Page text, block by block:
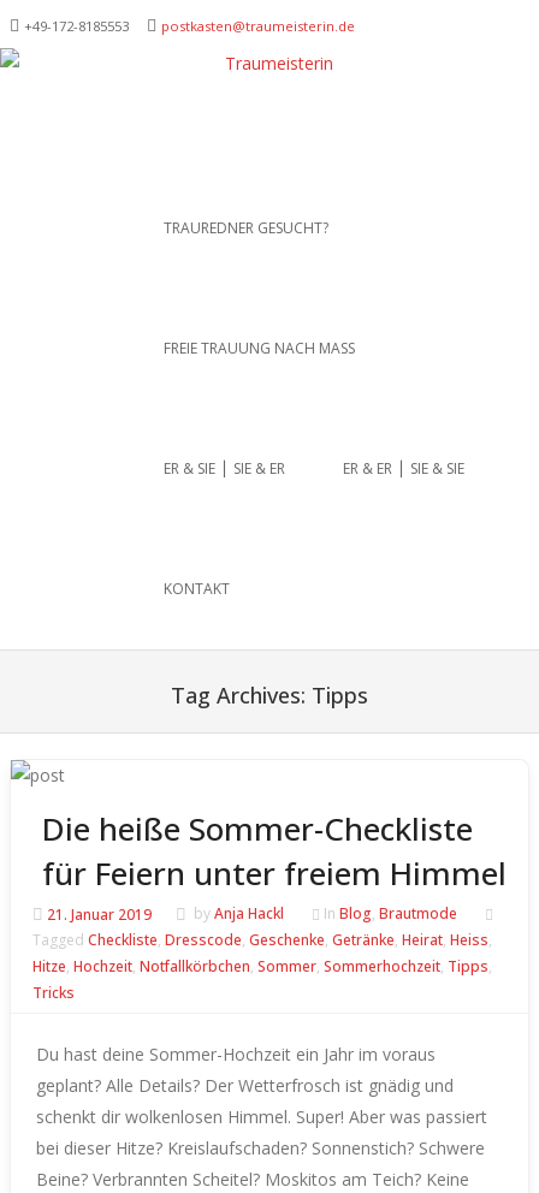
+49-172-­8185553 postkasten@traumeisterin.de
Traurednerein München,
Leidenschaft
SKIP TO CONTENT
TRAUREDNER GESUCHT?
FREIE TRAUUNG NACH MASS
ER & SIE ⎪ SIE & ER ER & ER ⎪ SIE & SIE
KONTAKT
Tag Archives: Tipps
Die heiße Sommer-Checkliste
für Feiern unter freiem Himmel
21. Januar 2019 byAnja Hackl In Blog, Brautmode
Tagged Checkliste, Dresscode, Geschenke, Getränke, Heirat, Heiss,
Hitze, Hochzeit, Notfallkörbchen, Sommer, Sommerhochzeit, Tipps,
Tricks
Du hast deine Sommer-Hochzeit ein Jahr im voraus
geplant? Alle Details? Der Wetterfrosch ist gnädig und
schenkt dir wolkenlosen Himmel. Super! Aber was passiert
bei dieser Hitze? Kreislaufschaden? Sonnenstich? Schwere
Beine? Verbrannten Scheitel? Moskitos am Teich? Keine